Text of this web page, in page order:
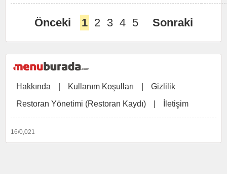
Önceki 1 2 3 4 5 Sonraki
Hakkında Kullanım Koşulları
Gizlilik
Restoran Yönetimi (Restoran Kaydı)
İletişim
16/0,021